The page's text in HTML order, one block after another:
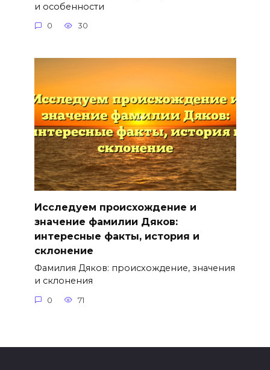
и особенности
0 30
Исследуем происхождение и
значение фамилии Дяков:
интересные факты, история и
склонение
Фамилия Дяков: происхождение, значения
и склонения
0 71